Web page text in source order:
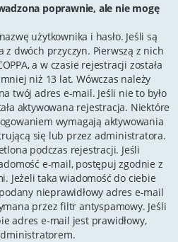
poprawnie, ale nie mogę
użytkownika i hasło. Jeśli są
z dwóch przyczyn. Pierwszą z nich
a w czasie rejestracji została
niż 13 lat. Wówczas należy
twój adres e-mail. Jeśli nie to było
aktywowana rejestracja. Niektóre
wymagają aktywowania
się lub przez administratora.
podczas rejestracji. Jeśli
e-mail, postępuj zgodnie z
Jeżeli taka wiadomość do ciebie
nieprawidłowy adres e-mail
przez filtr antyspamowy. Jeśli
adres e-mail jest prawidłowy,